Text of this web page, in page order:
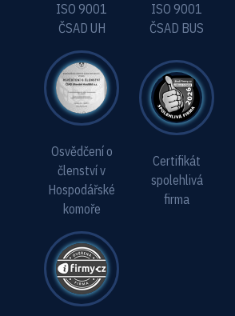
ISO 9001
ČSAD UH
ISO 9001
ČSAD BUS
Osvědčení o
členství v
Hospodářské
komoře
Certifikát
spolehlivá
firma